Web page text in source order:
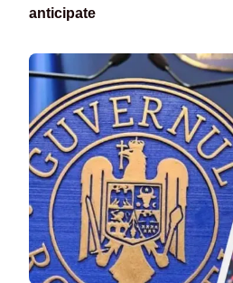
anticipate